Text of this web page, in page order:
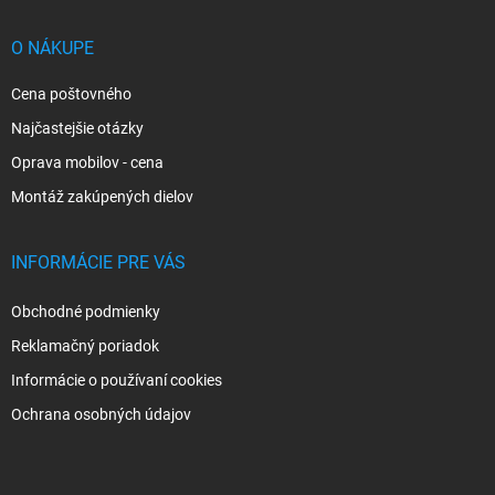
O NÁKUPE
Cena poštovného
Najčastejšie otázky
Oprava mobilov - cena
Montáž zakúpených dielov
INFORMÁCIE PRE VÁS
Obchodné podmienky
Reklamačný poriadok
Informácie o používaní cookies
Ochrana osobných údajov